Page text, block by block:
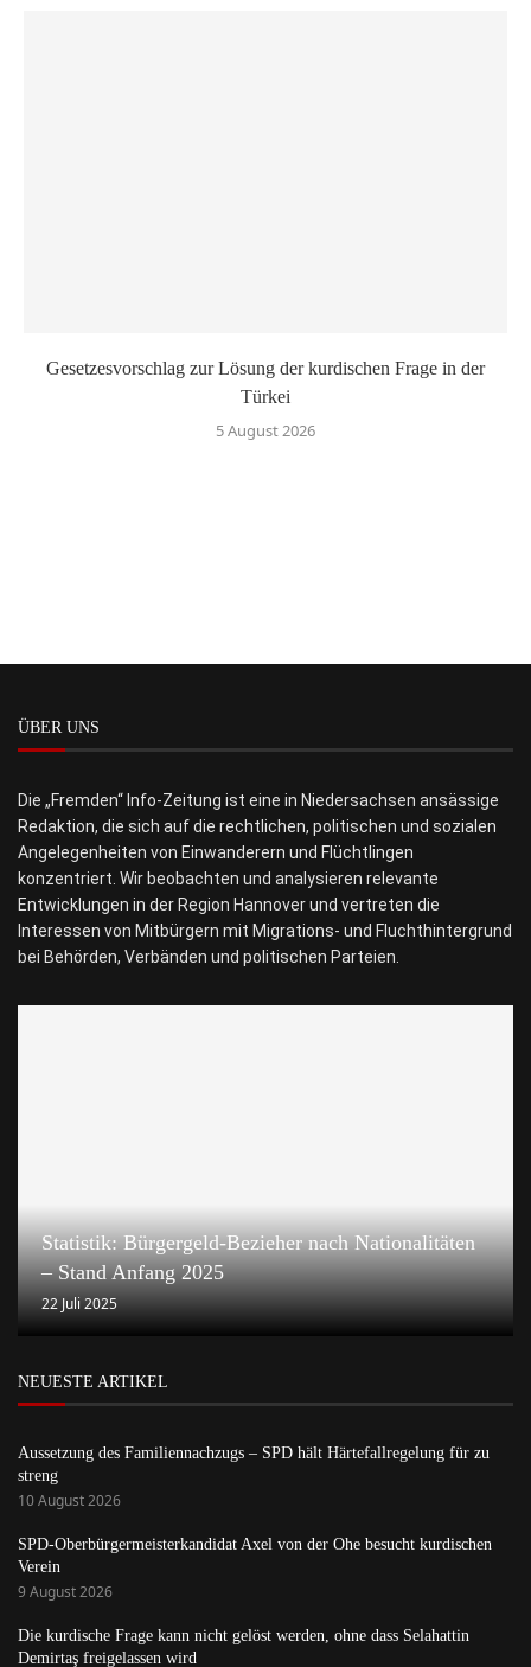
Gesetzesvorschlag zur Lösung der kurdischen Frage in der
Türkei
5 August 2026
ÜBER UNS
Die „Fremden“ Info-Zeitung ist eine in Niedersachsen ansässige
Redaktion, die sich auf die rechtlichen, politischen und sozialen
Angelegenheiten von Einwanderern und Flüchtlingen
konzentriert. Wir beobachten und analysieren relevante
Entwicklungen in der Region Hannover und vertreten die
Interessen von Mitbürgern mit Migrations- und Fluchthintergrund
bei Behörden, Verbänden und politischen Parteien.
Statistik: Bürgergeld-Bezieher nach Nationalitäten
– Stand Anfang 2025
22 Juli 2025
NEUESTE ARTIKEL
Aussetzung des Familiennachzugs – SPD hält Härtefallregelung für zu
streng
10 August 2026
SPD-Oberbürgermeisterkandidat Axel von der Ohe besucht kurdischen
Verein
9 August 2026
Die kurdische Frage kann nicht gelöst werden, ohne dass Selahattin
Demirtaş freigelassen wird